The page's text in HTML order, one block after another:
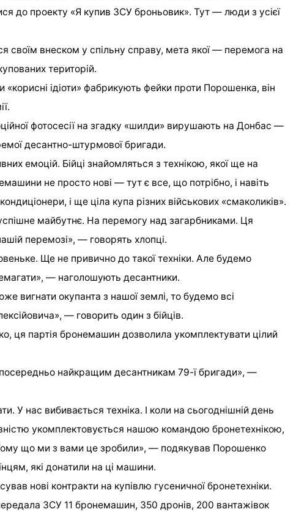
до проекту «Я купив ЗСУ броньовик». Тут — люди з усієї
своїм внеском у спільну справу, мета якої — перемога на
територій.
ідіоти» фабрикують фейки проти Порошенка, він
фотосесії на згадку «шилди» вирушають на Донбас —
десантно-штурмової бригади.
емоцій. Бійці знайомляться з технікою, якої ще на
не просто нові — тут є все, що потрібно, і навіть
і ще ціла купа різних військових «смаколиків».
майбутнє. На перемогу над загарбниками. Ця
перемозі», — говорять хлопці.
Ще не привично до такої техніки. Але будемо
— наголошують десантники.
вигнати окупанта з нашої землі, то будемо всі
— говорить один з бійців.
ця партія бронемашин дозволила укомплектувати цілий
найкращим десантникам 79-ї бригади», —
У нас вибивається техніка. І коли на сьогоднішній день
укомплектовується нашою командою бронетехнікою,
що ми з вами це зробили», — подякував Порошенко
які донатили на ці машини.
нові контракти на купівлю гусеничної бронетехніки.
ЗСУ 11 бронемашин, 350 дронів, 200 вантажівок